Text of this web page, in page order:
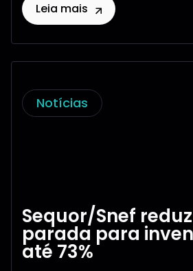
Leia mais
Notícias
Sequor/Snef
parada para
até 73%